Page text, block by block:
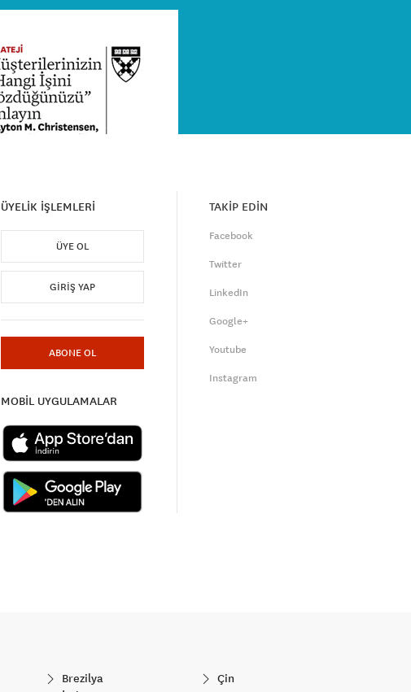
ÜYELİK İŞLEMLERİ
ÜYE OL
GIRIŞ YAP
ABONE OL
MOBİL UYGULAMALAR
TAKİP EDİN
Facebook
Twitter
LinkedIn
Google+
Youtube
Instagram
Brezilya
Çin